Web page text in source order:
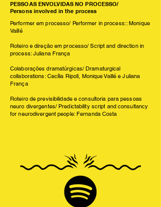
PESSOAS ENVOLVIDAS NO PROCESSO/
Persons involved in the process
Performer em processo/ Performer in process:: Monique
Vaillé
Roteiro e direção em processo/ Script and direction in
process: Juliana França
Colaborações dramatúrgicas/ Dramaturgical
collaborations: Cecília Ripoll, Monique Vaillé e Juliana
França
Roteiro de previsibilidade e consultoria para pessoas
neuro divergentes/ Predictability script and consultancy
for neurodivergent people: Fernanda Costa